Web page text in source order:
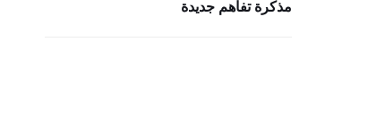
مذكرة تفاهم جديدة